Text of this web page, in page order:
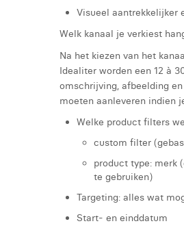
Visueel aantrekkelijker
Welk kanaal je verkiest
Na het kiezen van het
Idealiter worden een 12 à
omschrijving, afbeelding
moeten aanleveren indien
Welke product filters
custom filter
product type: merk
te gebruiken)
Targeting: alles wat
Start- en einddatum